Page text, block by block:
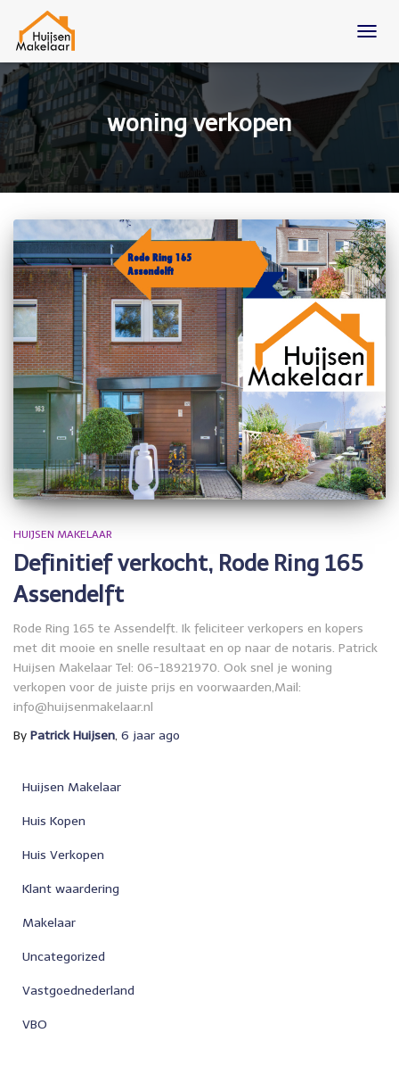
woning verkopen
HUIJSEN MAKELAAR
Definitief verkocht, Rode Ring 165
Assendelft
Rode Ring 165 te Assendelft. Ik feliciteer verkopers en kopers
met dit mooie en snelle resultaat en op naar de notaris. Patrick
Huijsen Makelaar Tel: 06-18921970. Ook snel je woning
verkopen voor de juiste prijs en voorwaarden,Mail:
info@huijsenmakelaar.nl
By Patrick Huijsen, 6 jaar ago
Huijsen Makelaar
Huis Kopen
Huis Verkopen
Klant waardering
Makelaar
Uncategorized
Vastgoednederland
VBO